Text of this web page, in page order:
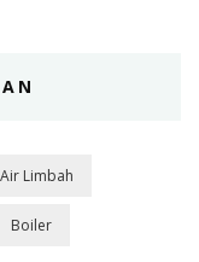
Air Limbah
Boiler